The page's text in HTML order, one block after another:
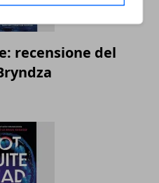
recensione del